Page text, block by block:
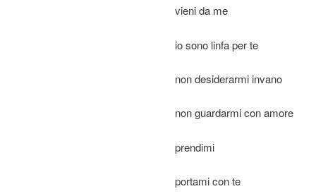
vieni da me
io sono linfa per te
non desiderarmi invano
non guardarmi con amore
prendimi
portami con te